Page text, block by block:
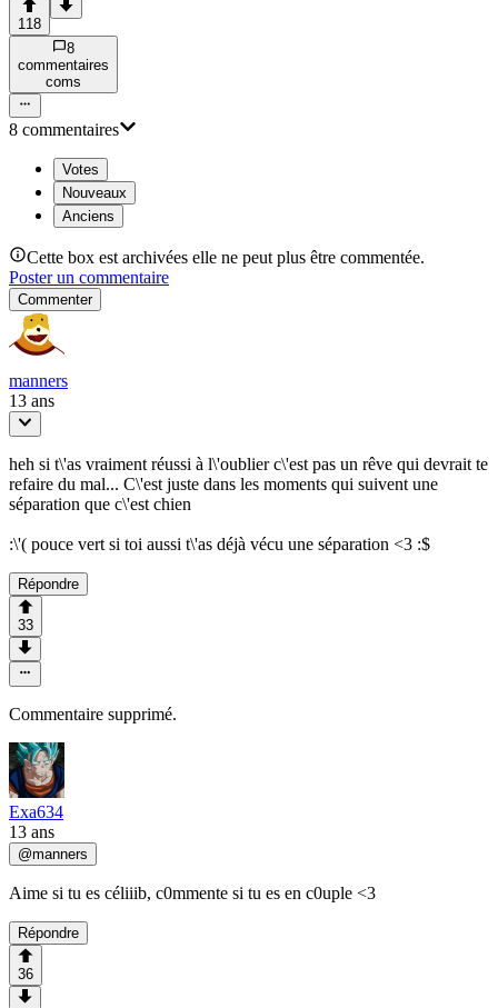
118
8
commentaires
coms
8 commentaires
Votes
Nouveaux
Anciens
Cette box est archivées elle ne peut plus être commentée.
Poster un commentaire
Commenter
manners
13 ans
heh si t\'as vraiment réussi à l\'oublier c\'est pas un rêve qui devrait te
refaire du mal... C\'est juste dans les moments qui suivent une
séparation que c\'est chien
:\'( pouce vert si toi aussi t\'as déjà vécu une séparation <3 :$
Répondre
33
Commentaire supprimé.
Exa634
13 ans
@manners
Aime si tu es céliiib, c0mmente si tu es en c0uple <3
Répondre
36